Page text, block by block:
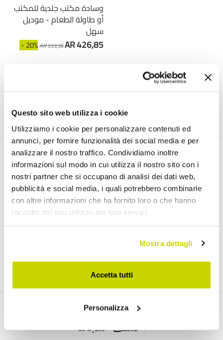
Questo sito web utilizza i cookie
Utilizziamo i cookie per personalizzare contenuti ed
annunci, per fornire funzionalità dei social media e per
analizzare il nostro traffico. Condividiamo inoltre
informazioni sul modo in cui utilizza il nostro sito con i
nostri partner che si occupano di analisi dei dati web,
pubblicità e social media, i quali potrebbero combinarle
con altre informazioni che ha fornito loro o che hanno
raccolto dal suo utilizzo dei loro servizi.
Mostra dettagli
Accetta tutti
Personalizza
وسادة مكتب جلدية للمكتب
أو طاولة الطعام - موديل
سهل
- 20%AR 533,56AR 426,85
النشرة الإخبارية عبر البريد الإلكتروني
اشترك في النشرة الإخبارية لدينا
لقد قرأت ووافقت على شروط استخدام البيانات الشخصية (Link
انضم إلينا
اكتشف منتجاتنا